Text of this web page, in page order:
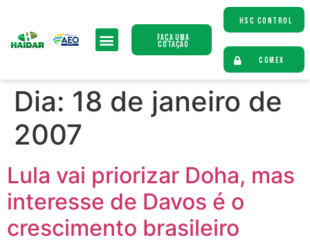
Faça uma
Cotação
HSC CONTROL
COMEX
Dia: 18 de janeiro de
2007
Lula vai priorizar Doha, mas
interesse de Davos é o
crescimento brasileiro